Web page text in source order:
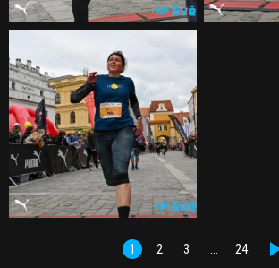
1 2 3 … 24